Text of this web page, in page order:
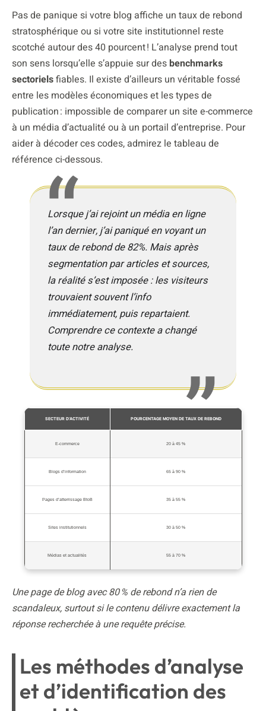
Pas de panique si votre blog affiche un taux de rebond
stratosphérique ou si votre site institutionnel reste
scotché autour des 40 pourcent ! L’analyse prend tout
son sens lorsqu’elle s’appuie sur des benchmarks
sectorielsfiables. Il existe d’ailleurs un véritable fossé
entre les modèles économiques et les types de
publication : impossible de comparer un site e-commerce
à un média d’actualité ou à un portail d’entreprise. Pour
aider à décoder ces codes, admirez le tableau de
référence ci-dessous.
Lorsque j’ai rejoint un média en ligne
l’an dernier, j’ai paniqué en voyant un
taux de rebond de 82%. Mais après
segmentation par articles et sources,
la réalité s’est imposée : les visiteurs
trouvaient souvent l’info
immédiatement, puis repartaient.
Comprendre ce contexte a changé
toute notre analyse.
SECTEUR D’ACTIVITÉ POURCENTAGE MOYEN DE TAUX DE REBOND
E-commerce 20 à 45 %
Blogs d’information 65 à 90 %
Pages d’atterrissage BtoB 35 à 55 %
Sites institutionnels 30 à 50 %
Médias et actualités 55 à 70 %
Une page de blog avec 80 % de rebond n’a rien de
scandaleux, surtout si le contenu délivre exactement la
réponse recherchée à une requête précise.
Les méthodes d’analyse
et d’identification des